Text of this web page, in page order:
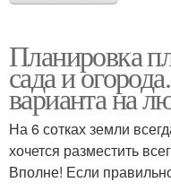
Планировка
сада и
варианта на
На 6 сотках земли
хочется разместить
Вполне! Если